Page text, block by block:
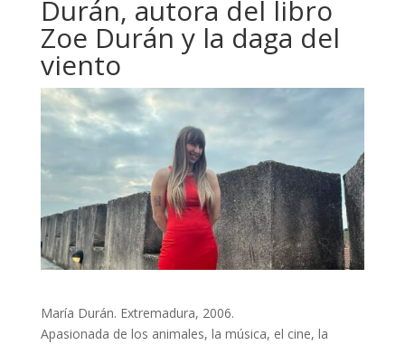
Durán, autora del libro
Zoe Durán y la daga del
viento
María Durán. Extremadura, 2006.
Apasionada de los animales, la música, el cine, la